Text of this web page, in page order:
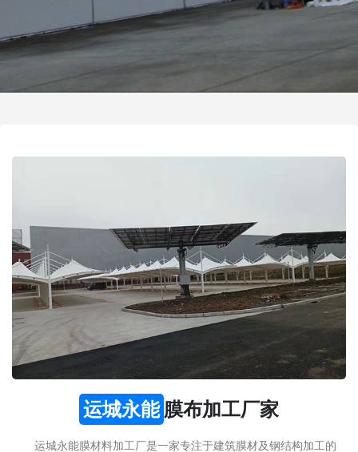
运城永能 膜布加工厂家
运城永能膜材料加工厂是一家专注于建筑膜材及钢结构加工的